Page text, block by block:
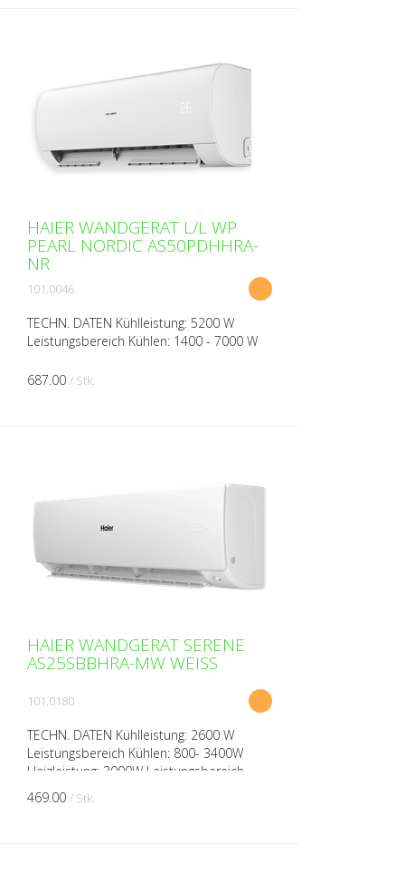
HAIER WANDGERÄT L/L WP
PEARL NORDIC AS50PDHHRA-
NR
101.0046
TECHN. DATEN Kühlleistung: 5200 W
Leistungsbereich Kühlen: 1400 - 7000 W
Heizen: 1500 - 8300 W Spannung: 230V
687.00 / Stk.
HAIER WANDGERÄT SERENE
AS25SBBHRA-MW WEISS
101.0180
TECHN. DATEN Kühlleistung: 2600 W
Leistungsbereich Kühlen: 800- 3400W
Heizleistung: 3000W Leistungsbereich
Heizen: 700-3700 W Spannung: 230V über
Aussengerät Breite: 812 ...
469.00 / Stk.